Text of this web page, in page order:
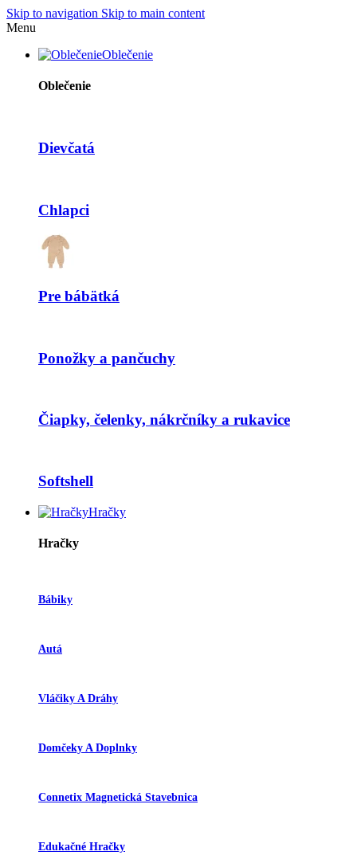
Skip to navigation Skip to main content
Menu
Oblečenie
Oblečenie
Dievčatá
Chlapci
Pre bábätká
Ponožky a pančuchy
Čiapky, čelenky, nákrčníky a rukavice
Softshell
Hračky
Hračky
Bábiky
Autá
Vláčiky A Dráhy
Domčeky A Doplnky
Connetix Magnetická Stavebnica
Edukačné Hračky